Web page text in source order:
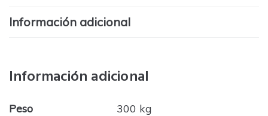
Información adicional
Información adicional
Peso
300 kg